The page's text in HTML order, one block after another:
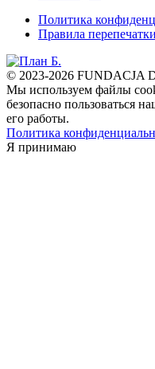
Политика
Правила перепечатки
© 2023-2026 FUNDACJA
Мы используем файлы
безопасно пользоваться
его работы.
Политика
Я принимаю